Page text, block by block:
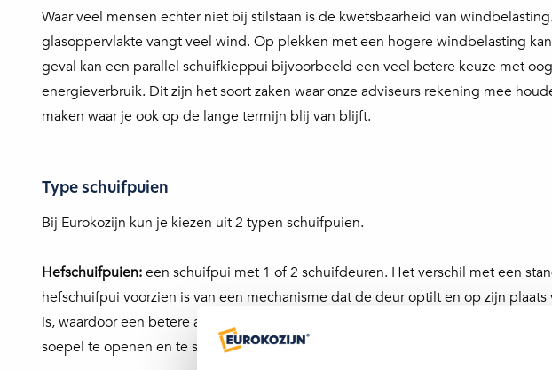
Waar veel mensen echter niet bij stilstaan is de kwetsbaarheid van
glasoppervlakte vangt veel wind. Op plekken met een hogere windbelasting
geval kan een parallel schuifkieppui bijvoorbeeld een veel betere keuze met
energieverbruik. Dit zijn het soort zaken waar onze adviseurs rekening mee
maken waar je ook op de lange termijn blij van blijft.
Type schuifpuien
Bij Eurokozijn kun je kiezen uit 2 typen schuifpuien.
Hefschuifpuien:een schuifpui met 1 of 2 schuifdeuren. Het verschil met een
hefschuifpui voorzien is van een mechanisme dat de deur optilt en op zijn
is, waardoor een betere afdichting en isolatie ontstaat. Dit mechanisme maakt
soepel te openen en te sluiten, zelfs bij grote afmetingen en zwaar glas